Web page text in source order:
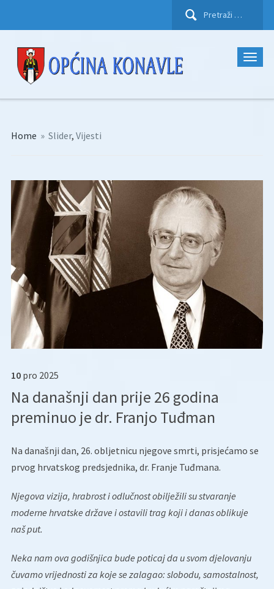
Pretraži:
Home » Slider, Vijesti
10 pro 2025
Na današnji dan prije 26 godina
preminuo je dr. Franjo Tuđman
Na današnji dan, 26. obljetnicu njegove smrti, prisjećamo se
prvog hrvatskog predsjednika, dr. Franje Tuđmana.
Njegova vizija, hrabrost i odlučnost obilježili su stvaranje
moderne hrvatske države i ostavili trag koji i danas oblikuje
naš put.
Neka nam ova godišnjica bude poticaj da u svom djelovanju
čuvamo vrijednosti za koje se zalagao: slobodu, samostalnost,